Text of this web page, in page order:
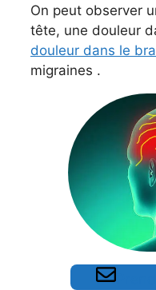
On peut observer
tête, une douleur
douleur dans le
migraines .